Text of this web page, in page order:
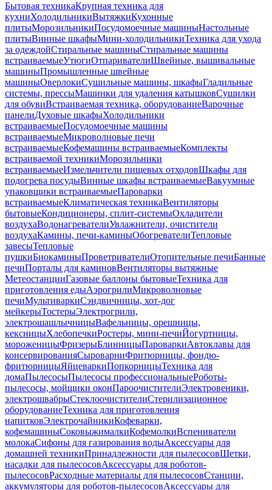
Бытовая техникаКрупная техника для
кухниХолодильникиВытяжкиКухонные
плитыМорозильникиПосудомоечные машиныНастольные
плитыВинные шкафыМини-холодильникиТехника для ухода
за одеждойСтиральные машиныСтиральные машины
встраиваемыеУтюгиОтпаривателиШвейные, вышивальные
машиныПромышленные швейные
машиныОверлокиСушильные машины, шкафыГладильные
системы, прессыМашинки для удаления катышковСушилки
для обувиВстраиваемая техника, оборудованиеВарочные
панелиДуховые шкафыХолодильники
встраиваемыеПосудомоечные машины
встраиваемыеМикроволновые печи
встраиваемыеКофемашины встраиваемыеКомплекты
встраиваемой техникиМорозильники
встраиваемыеИзмельчители пищевых отходовШкафы для
подогрева посудыВинные шкафы встраиваемыеВакуумные
упаковщики встраиваемыеПароварки
встраиваемыеКлиматическая техникаВентиляторы
бытовыеКондиционеры, сплит-системыОхладители
воздухаВодонагревателиУвлажнители, очистители
воздухаКамины, печи-каминыОбогревателиТепловые
завесыТепловые
пушкиБиокаминыПроветривателиОтопительные печиБанные
печиПорталы для каминовВентиляторы вытяжные
МетеостанцииГазовые баллоны бытовыеТехника для
приготовления едыАэрогрилиМикроволновые
печиМультиваркиСэндвичницы, хот-дог
мейкерыТостерыЭлектрогрили,
электрошашлычницыВафельницы, орешницы,
кексницыХлебопечкиРостеры, мини-печиЙогуртницы,
мороженицыФризерыБлинницыПароваркиАвтоклавы для
консервированияСыроварниФритюрницы, фондю-
фритюрницыЯйцеваркиПопкорницыТехника для
домаПылесосыПылесосы профессиональныеРоботы-
пылесосы, мойщики оконПароочистителиЭлектровеники,
электрошвабрыСтеклоочистителиСтерилизационное
оборудованиеТехника для приготовления
напитковЭлектрочайникиКофеварки,
кофемашиныСоковыжималкиКофемолкиВспениватели
молокаСифоны для газирования водыАксессуары для
домашней техникиПринадлежности для пылесосовЩетки,
насадки для пылесосовАксессуары для роботов-
пылесосовРасходные материалы для пылесосовСтанции,
аккумуляторы для роботов-пылесосовАксессуары для